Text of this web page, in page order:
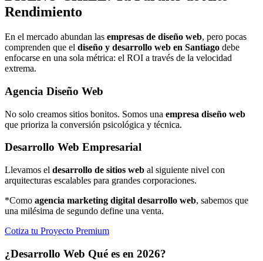
Rendimiento
En el mercado abundan las empresas de diseño web, pero pocas
comprenden que el diseño y desarrollo web en Santiago debe
enfocarse en una sola métrica: el ROI a través de la velocidad
extrema.
Agencia Diseño Web
No solo creamos sitios bonitos. Somos una empresa diseño web
que prioriza la conversión psicológica y técnica.
Desarrollo Web Empresarial
Llevamos el desarrollo de sitios web al siguiente nivel con
arquitecturas escalables para grandes corporaciones.
*Como agencia marketing digital desarrollo web, sabemos que
una milésima de segundo define una venta.
Cotiza tu Proyecto Premium
¿Desarrollo Web Qué es en 2026?